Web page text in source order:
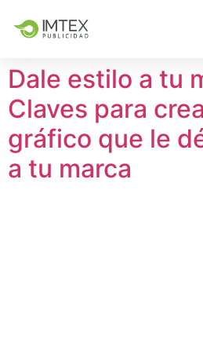
Dale estilo a tu
Claves para
gráfico que le
a tu marca